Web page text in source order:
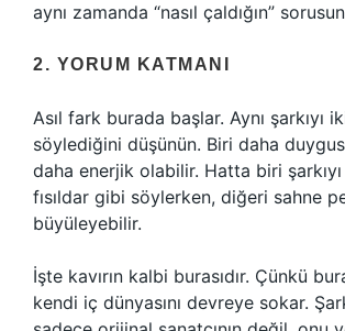
aynı zamanda “nasıl çaldığın”
2. YORUM KATMANI
Asıl fark burada başlar. Aynı şarkıyı
söylediğini düşünün. Biri daha
daha enerjik olabilir. Hatta biri
fısıldar gibi söylerken, diğeri sahne
büyüleyebilir.
İşte kavırın kalbi burasıdır. Çünkü
kendi iç dünyasını devreye sokar.